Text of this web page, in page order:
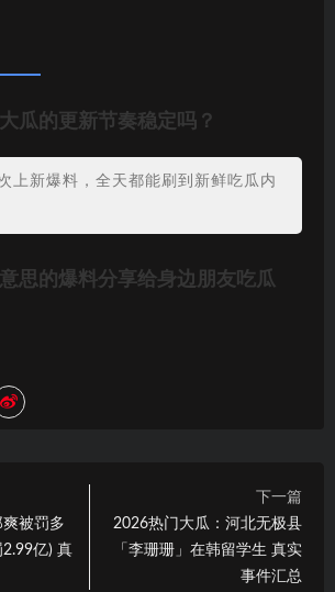
瓜的更新节奏稳定吗？
上新爆料，全天都能刷到新鲜吃瓜内
思的爆料分享给身边朋友吃瓜
被罚多
亿) 真
下一篇
2026热门大瓜：河北无极县
「李珊珊」在韩留学生 真实
事件汇总